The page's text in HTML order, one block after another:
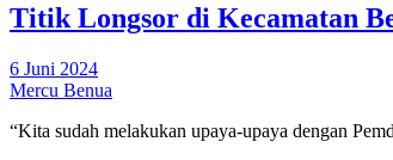
Titik Longsor di Kecamatan
6 Juni 2024
Mercu Benua
“Kita sudah melakukan upaya-upaya dengan